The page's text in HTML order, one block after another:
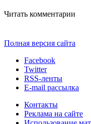
Читать комментарии
Полная версия сайта
Facebook
Twitter
RSS-ленты
E-mail рассылка
Контакты
Реклама на сайте